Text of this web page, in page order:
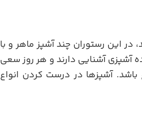
در این رستوران چند آشپز ماهر و با
آشپزی آشنایی دارند و هر روز سعی
باشد. آشپزها در درست کردن انواع